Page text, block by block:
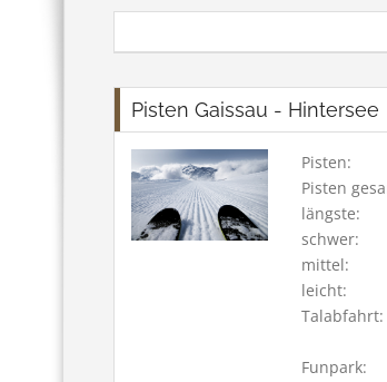
Pisten Gaissau - Hintersee
Pisten:
Pisten
längste:
schwer:
mittel:
leicht:
Talabfahrt:
Funpark: